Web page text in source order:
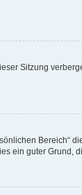
Sitzung
Bereich“
ein guter Grund,